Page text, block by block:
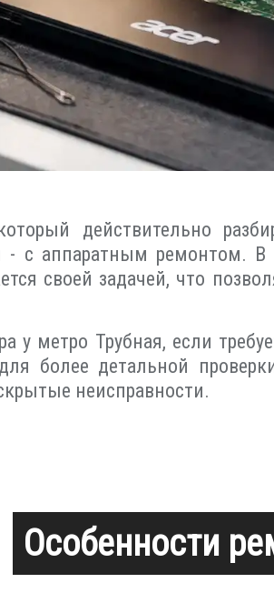
действительно
- с аппаратным ремонтом. В
своей задачей, что
у метро Трубная, если
для более детальной
неисправности.
Особенности